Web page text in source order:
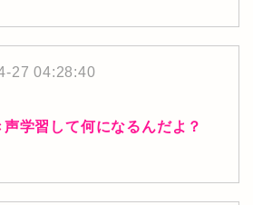
27 04:28:40
学習して何になるんだよ？